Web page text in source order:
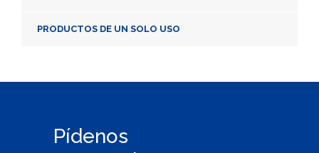
PRODUCTOS DE UN SOLO USO
Pídenos